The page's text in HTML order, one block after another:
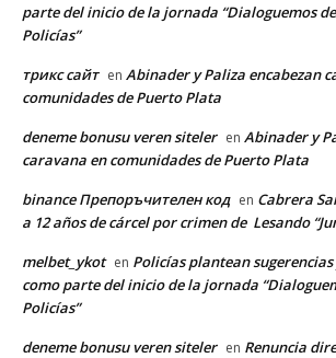
parte del inicio de la jornada “Dialoguemos
Policías”
трикс сайт en Abinader y Paliza encabezan
comunidades de Puerto Plata
deneme bonusu veren siteler en Abinader y
caravana en comunidades de Puerto Plata
binance Препоръчителен код en Cabrera
a 12 años de cárcel por crimen de Lesando
melbet_ykot en Policías plantean
como parte del inicio de la jornada
Policías”
deneme bonusu veren siteler en Renuncia